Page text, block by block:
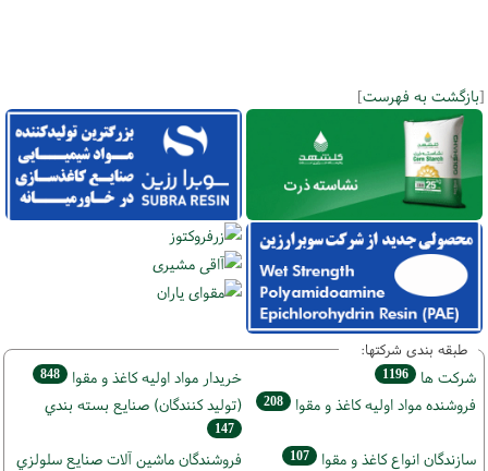
[بازگشت به فهرست]
طبقه بندی شرکتها:
شركت ها 1196 خريدار مواد اوليه كاغذ و مقوا 848
فروشنده مواد اوليه كاغذ و مقوا 208 (تولید كنندگان) صنايع بسته بندي
147
سازندگان انواع کاغذ و مقوا 107 فروشندگان ماشين آلات صنايع سلولزي